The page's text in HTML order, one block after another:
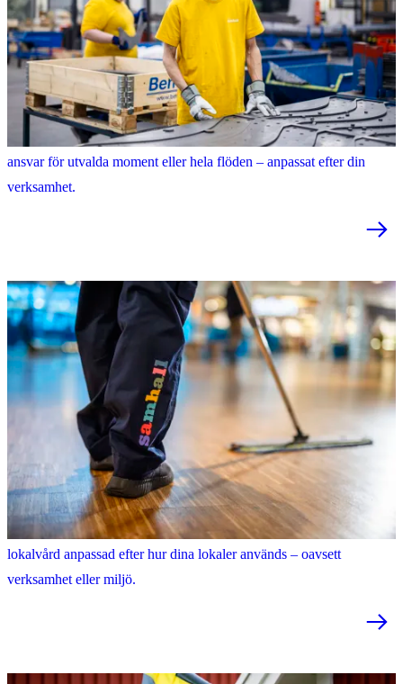
Produktion och tillverkning
Flexibel industriproduktion och manuellt stöd där det behövs. Vi tar
ansvar för utvalda moment eller hela flöden – anpassat efter din
verksamhet.
Lokalvård
Rena lokaler skapar trivsel och förtroende. Med Samhall får du
lokalvård anpassad efter hur dina lokaler används – oavsett
verksamhet eller miljö.